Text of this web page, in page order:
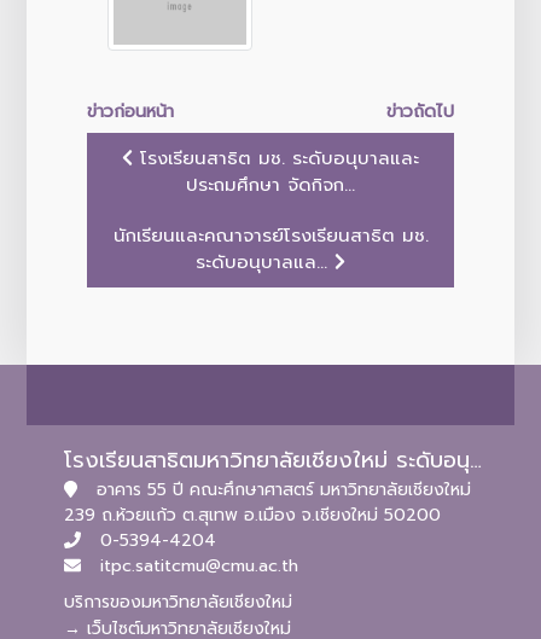
ข่าวก่อนหน้า
ข่าวถัดไป
โรงเรียนสาธิต มช. ระดับอนุบาลและ
ประถมศึกษา จัดกิจก...
นักเรียนและคณาจารย์โรงเรียนสาธิต มช.
ระดับอนุบาลแล...
โรงเรียนสาธิตมหาวิทยาลัยเชียงใหม่ ระดับอนุบาลและประถมศึกษา
อาคาร 55 ปี คณะศึกษาศาสตร์ มหาวิทยาลัยเชียงใหม่
239 ถ.ห้วยแก้ว ต.สุเทพ อ.เมือง จ.เชียงใหม่ 50200
0-5394-4204
itpc.satitcmu@cmu.ac.th
บริการของมหาวิทยาลัยเชียงใหม่
→ เว็บไซต์มหาวิทยาลัยเชียงใหม่